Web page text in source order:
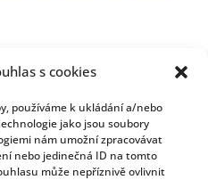
s cookies
používáme k ukládání a/nebo
jako jsou soubory
nám umožní zpracovávat
nebo jedinečná ID na tomto
může nepříznivě ovlivnit